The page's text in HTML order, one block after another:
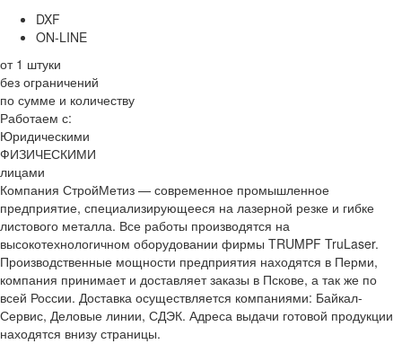
DXF
ON-LINE
от 1 штуки
без ограничений
по сумме и количеству
Работаем с:
Юридическими
ФИЗИЧЕСКИМИ
лицами
Компания СтройМетиз — современное промышленное
предприятие, специализирующееся на лазерной резке и гибке
листового металла. Все работы производятся на
высокотехнологичном оборудовании фирмы TRUMPF TruLaser.
Производственные мощности предприятия находятся в Перми,
компания принимает и доставляет заказы в Пскове, а так же по
всей России. Доставка осуществляется компаниями: Байкал-
Сервис, Деловые линии, СДЭК. Адреса выдачи готовой продукции
находятся внизу страницы.